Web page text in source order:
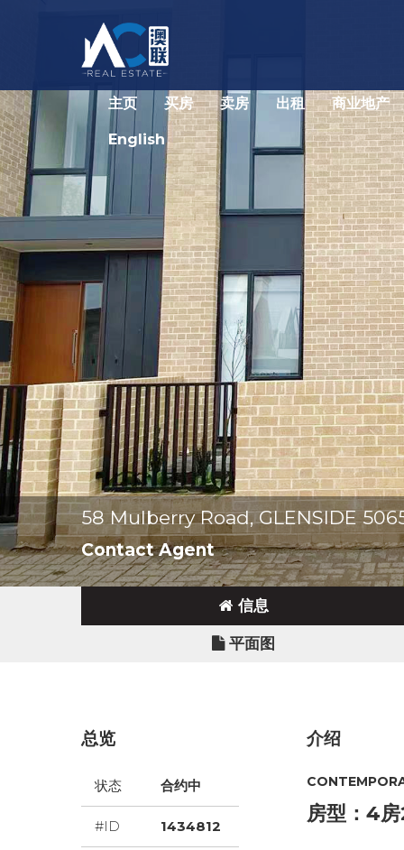
主页 买房 卖房 出租 商业地产
English
58 Mulberry Road, GLENSIDE
Contact Agent
信息
平面图
总览
状态 合约中
#ID 1434812
介绍
房型：4